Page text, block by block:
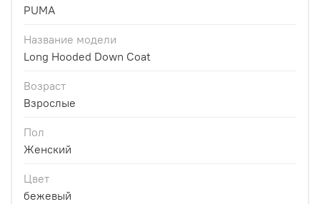
PUMA
Название модели
Long Hooded Down Coat
Возраст
Взрослые
Пол
Женский
Цвет
бежевый